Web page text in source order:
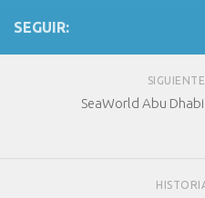
SEGUIR:
SeaWorld Abu